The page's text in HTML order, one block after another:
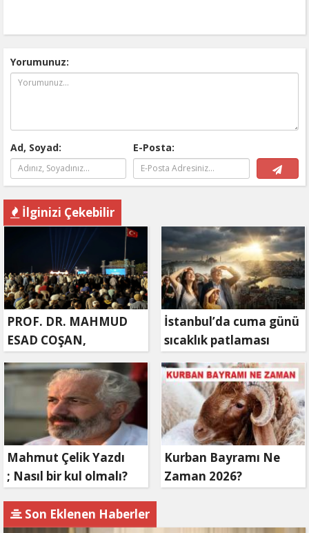
Yorumunuz:
Ad, Soyad: E-Posta:
İlginizi Çekebilir
PROF. DR. MAHMUD
ESAD COŞAN,
DOĞUMUNUN HİCRÎ
91. YILINDA ELAZIĞ'DA
YÂD EDİLECEK
İstanbul’da cuma günü
sıcaklık patlaması
yaşanacak
Mahmut Çelik Yazdı
; Nasıl bir kul olmalı?
Kurban Bayramı Ne
Zaman 2026?
Son Eklenen Haberler